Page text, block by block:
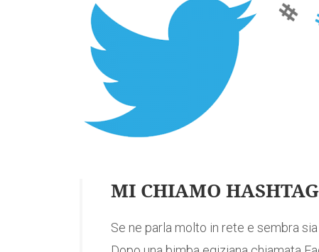
MI CHIAMO HASHTAG
Se ne parla molto in rete e sembra